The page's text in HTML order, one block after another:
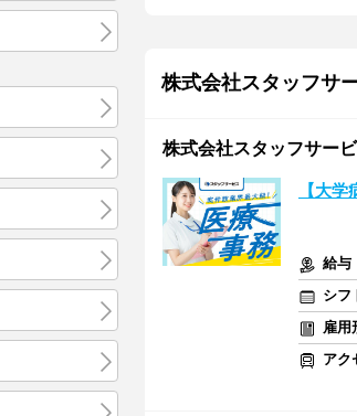
株式会社スタッフサ
株式会社スタッフサー
【大
給与
シフ
雇用
アク